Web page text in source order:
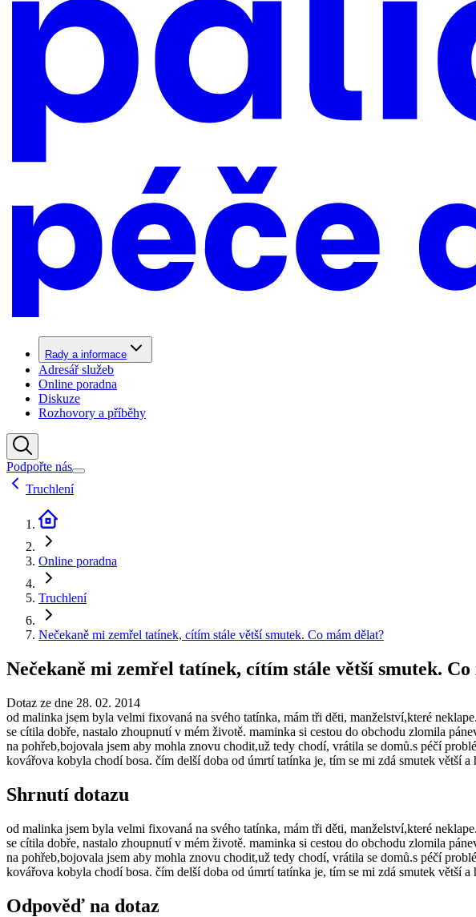
Rady a informace
Adresář služeb
Online poradna
Diskuze
Rozhovory a příběhy
Podpořte nás
Truchlení
Online poradna
Truchlení
Nečekaně mi zemřel tatínek, cítím stále větší smutek. Co mám dělat?
Nečekaně mi zemřel tatínek, cítím stále větší smutek. Co
Dotaz ze dne 28. 02. 2014
od malinka jsem byla velmi fixovaná na svého tatínka, mám tři děti, manželství,které
se cítila dobře, nastalo zhoupnutí v mém životě. maminka si cestou do obchodu zlomila
na pohřeb,bojovala jsem aby mohla znovu chodit,už tedy chodí, vrátila se domů.s péčí
kovářova kobyla chodí bosa. čím delší doba od úmrtí tatínka je, tím se mi zdá smutek větší
Shrnutí dotazu
od malinka jsem byla velmi fixovaná na svého tatínka, mám tři děti, manželství,které
se cítila dobře, nastalo zhoupnutí v mém životě. maminka si cestou do obchodu zlomila
na pohřeb,bojovala jsem aby mohla znovu chodit,už tedy chodí, vrátila se domů.s péčí
kovářova kobyla chodí bosa. čím delší doba od úmrtí tatínka je, tím se mi zdá smutek větší
Odpověď na dotaz